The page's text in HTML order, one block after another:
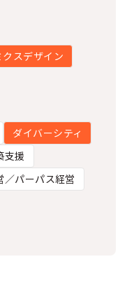
クスデザイン
ダイバーシティ
支援
／パーパス経営